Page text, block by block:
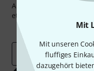
Mit
Mit unseren
fluffiges
dazugehört
Abonniere den
etwas Glück einen von
Inspirierende
E-Mail-Adresse*